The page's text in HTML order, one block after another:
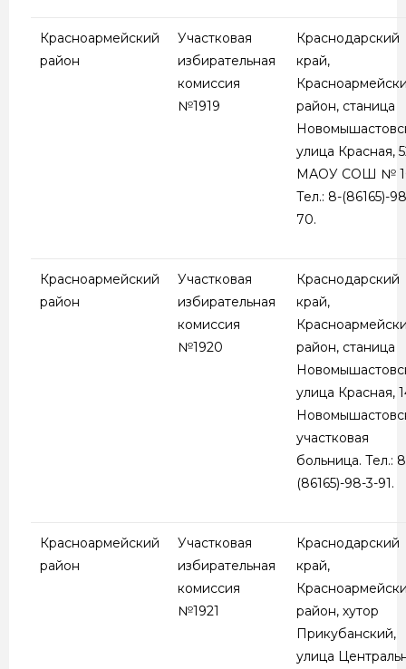
Красноармейский
район
Участковая
избирательная
комиссия
№1919
Краснодарский
край,
район, станица
улица Красная,
МАОУ СОШ №
Тел.: 8-(86165)-
70.
Красноармейский
район
Участковая
избирательная
комиссия
№1920
Краснодарский
край,
район, станица
улица Красная,
участковая
больница. Тел.:
(86165)-98-3-91.
Красноармейский
район
Участковая
избирательная
комиссия
№1921
Краснодарский
край,
район, хутор
Прикубанский,
улица